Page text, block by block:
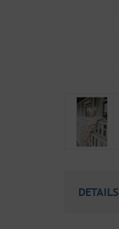
DETAILS